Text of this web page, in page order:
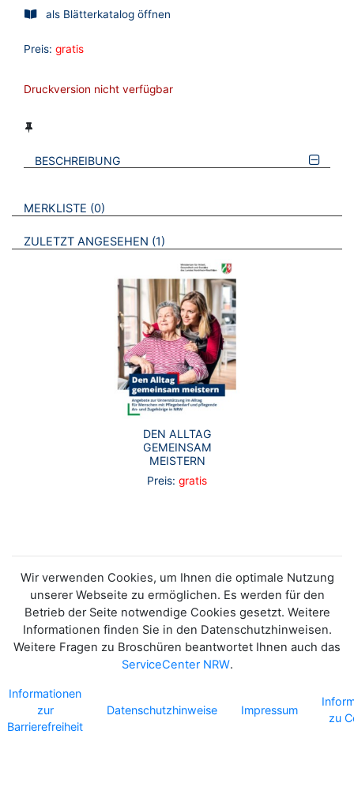
als Blätterkatalog öffnen
Preis: gratis
Druckversion nicht verfügbar
BESCHREIBUNG
VERWEISE AUF VERMERKTE- ODER ZULETZT ANGESEHENE
MERKLISTE 0 BROSCHÜREN
ZULETZT ANGESEHEN 1 BROSCHÜREN
DEN ALLTAG
GEMEINSAM
MEISTERN
Preis: gratis
Wir verwenden Cookies, um Ihnen die optimale Nutzung
unserer Webseite zu ermöglichen. Es werden für den
Betrieb der Seite notwendige Cookies gesetzt. Weitere
Informationen finden Sie in den Datenschutzhinweisen.
Weitere Fragen zu Broschüren beantwortet Ihnen auch das
ServiceCenter NRW.
Informationen
zur
Barrierefreiheit
Datenschutzhinweise Impressum
zu